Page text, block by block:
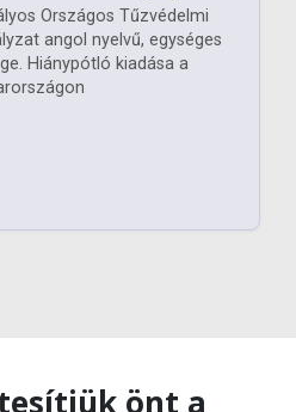
Országos Tűzvédelmi
angol nyelvű, egységes
Hiánypótló kiadása a
önt a